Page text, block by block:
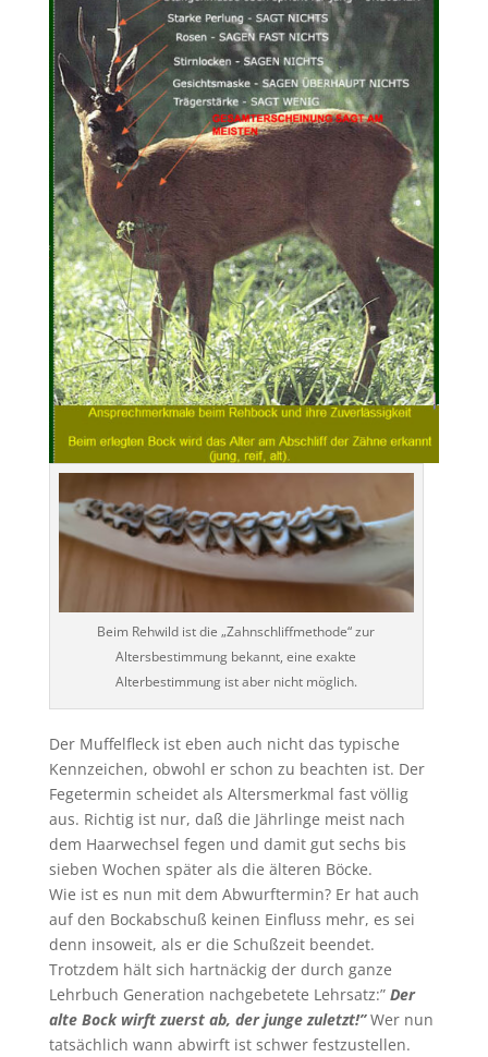
Beim Rehwild ist die „Zahnschliffmethode“ zur
Altersbestimmung bekannt, eine exakte
Alterbestimmung ist aber nicht möglich.
Der Muffelfleck ist eben auch nicht das typische
Kennzeichen, obwohl er schon zu beachten ist. Der
Fegetermin scheidet als Altersmerkmal fast völlig
aus. Richtig ist nur, daß die Jährlinge meist nach
dem Haarwechsel fegen und damit gut sechs bis
sieben Wochen später als die älteren Böcke.
Wie ist es nun mit dem Abwurftermin? Er hat auch
auf den Bockabschuß keinen Einfluss mehr, es sei
denn insoweit, als er die Schußzeit beendet.
Trotzdem hält sich hartnäckig der durch ganze
Lehrbuch Generation nachgebetete Lehrsatz:” Der
alte Bock wirft zuerst ab, der junge zuletzt!” Wer nun
tatsächlich wann abwirft ist schwer festzustellen.